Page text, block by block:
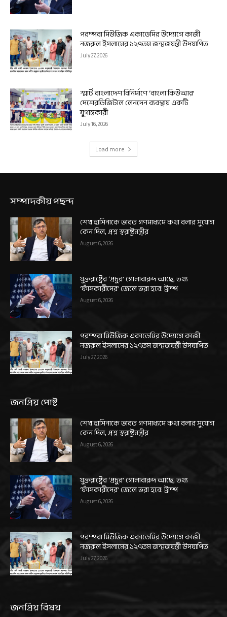
পরম্পরা মিউজিক একাডেমির উদ্যোগে কাজী
নজরুল ইসলামের ১২৭তম জন্মজয়ন্তী উদযাপিত
July 27, 2026
স্মার্ট বাংলাদেশ বিনির্মাণে ‘বাংলা কিউআর’
দেশেরডিজিটাল লেনদেন ব্যবস্থায় একটি
যুগান্তকারী
July 16, 2026
Load more
সম্পাদকীয় পছন্দ
শেখ হাসিনাকে ভারত গণমাধ্যমে কথা বলার সুযোগ
কেন দিল, প্রশ্ন স্বরাষ্ট্রমন্ত্রীর
August 6, 2026
যুক্তরাষ্ট্রের ‘প্রচুর’ গোলাবারুদ আছে, তথ্য
‘ফাঁসকারীদের’ জেলে ভরা হবে: ট্রাম্প
August 6, 2026
পরম্পরা মিউজিক একাডেমির উদ্যোগে কাজী
নজরুল ইসলামের ১২৭তম জন্মজয়ন্তী উদযাপিত
July 27, 2026
জনপ্রিয় পোষ্ট
শেখ হাসিনাকে ভারত গণমাধ্যমে কথা বলার সুযোগ
কেন দিল, প্রশ্ন স্বরাষ্ট্রমন্ত্রীর
August 6, 2026
যুক্তরাষ্ট্রের ‘প্রচুর’ গোলাবারুদ আছে, তথ্য
‘ফাঁসকারীদের’ জেলে ভরা হবে: ট্রাম্প
August 6, 2026
পরম্পরা মিউজিক একাডেমির উদ্যোগে কাজী
নজরুল ইসলামের ১২৭তম জন্মজয়ন্তী উদযাপিত
July 27, 2026
জনপ্রিয় বিষয়